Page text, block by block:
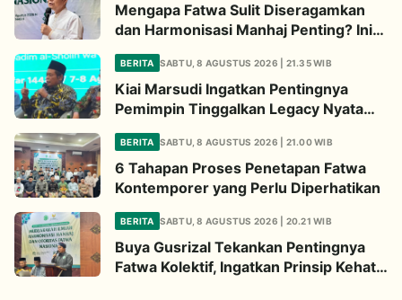
Mengapa Fatwa Sulit Diseragamkan
dan Harmonisasi Manhaj Penting? Ini
Penjelasan Kiai Cholil
BERITA SABTU, 8 AGUSTUS 2026 | 21.35 WIB
Kiai Marsudi Ingatkan Pentingnya
Pemimpin Tinggalkan Legacy Nyata
untuk Umat
BERITA SABTU, 8 AGUSTUS 2026 | 21.00 WIB
6 Tahapan Proses Penetapan Fatwa
Kontemporer yang Perlu Diperhatikan
BERITA SABTU, 8 AGUSTUS 2026 | 20.21 WIB
Buya Gusrizal Tekankan Pentingnya
Fatwa Kolektif, Ingatkan Prinsip Kehati-